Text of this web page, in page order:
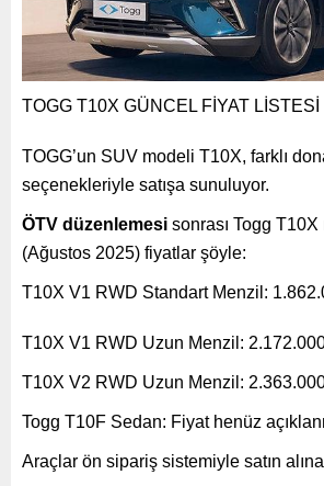
TOGG T10X GÜNCEL FİYAT LİSTESİ
TOGG’un SUV modeli T10X, farklı
seçenekleriyle satışa sunuluyor.
ÖTV düzenlemesi sonrası Togg
(Ağustos 2025) fiyatlar şöyle:
T10X V1 RWD Standart Menzil:
T10X V1 RWD Uzun Menzil:
T10X V2 RWD Uzun Menzil:
Togg T10F Sedan: Fiyat henüz
Araçlar ön sipariş sistemiyle satın